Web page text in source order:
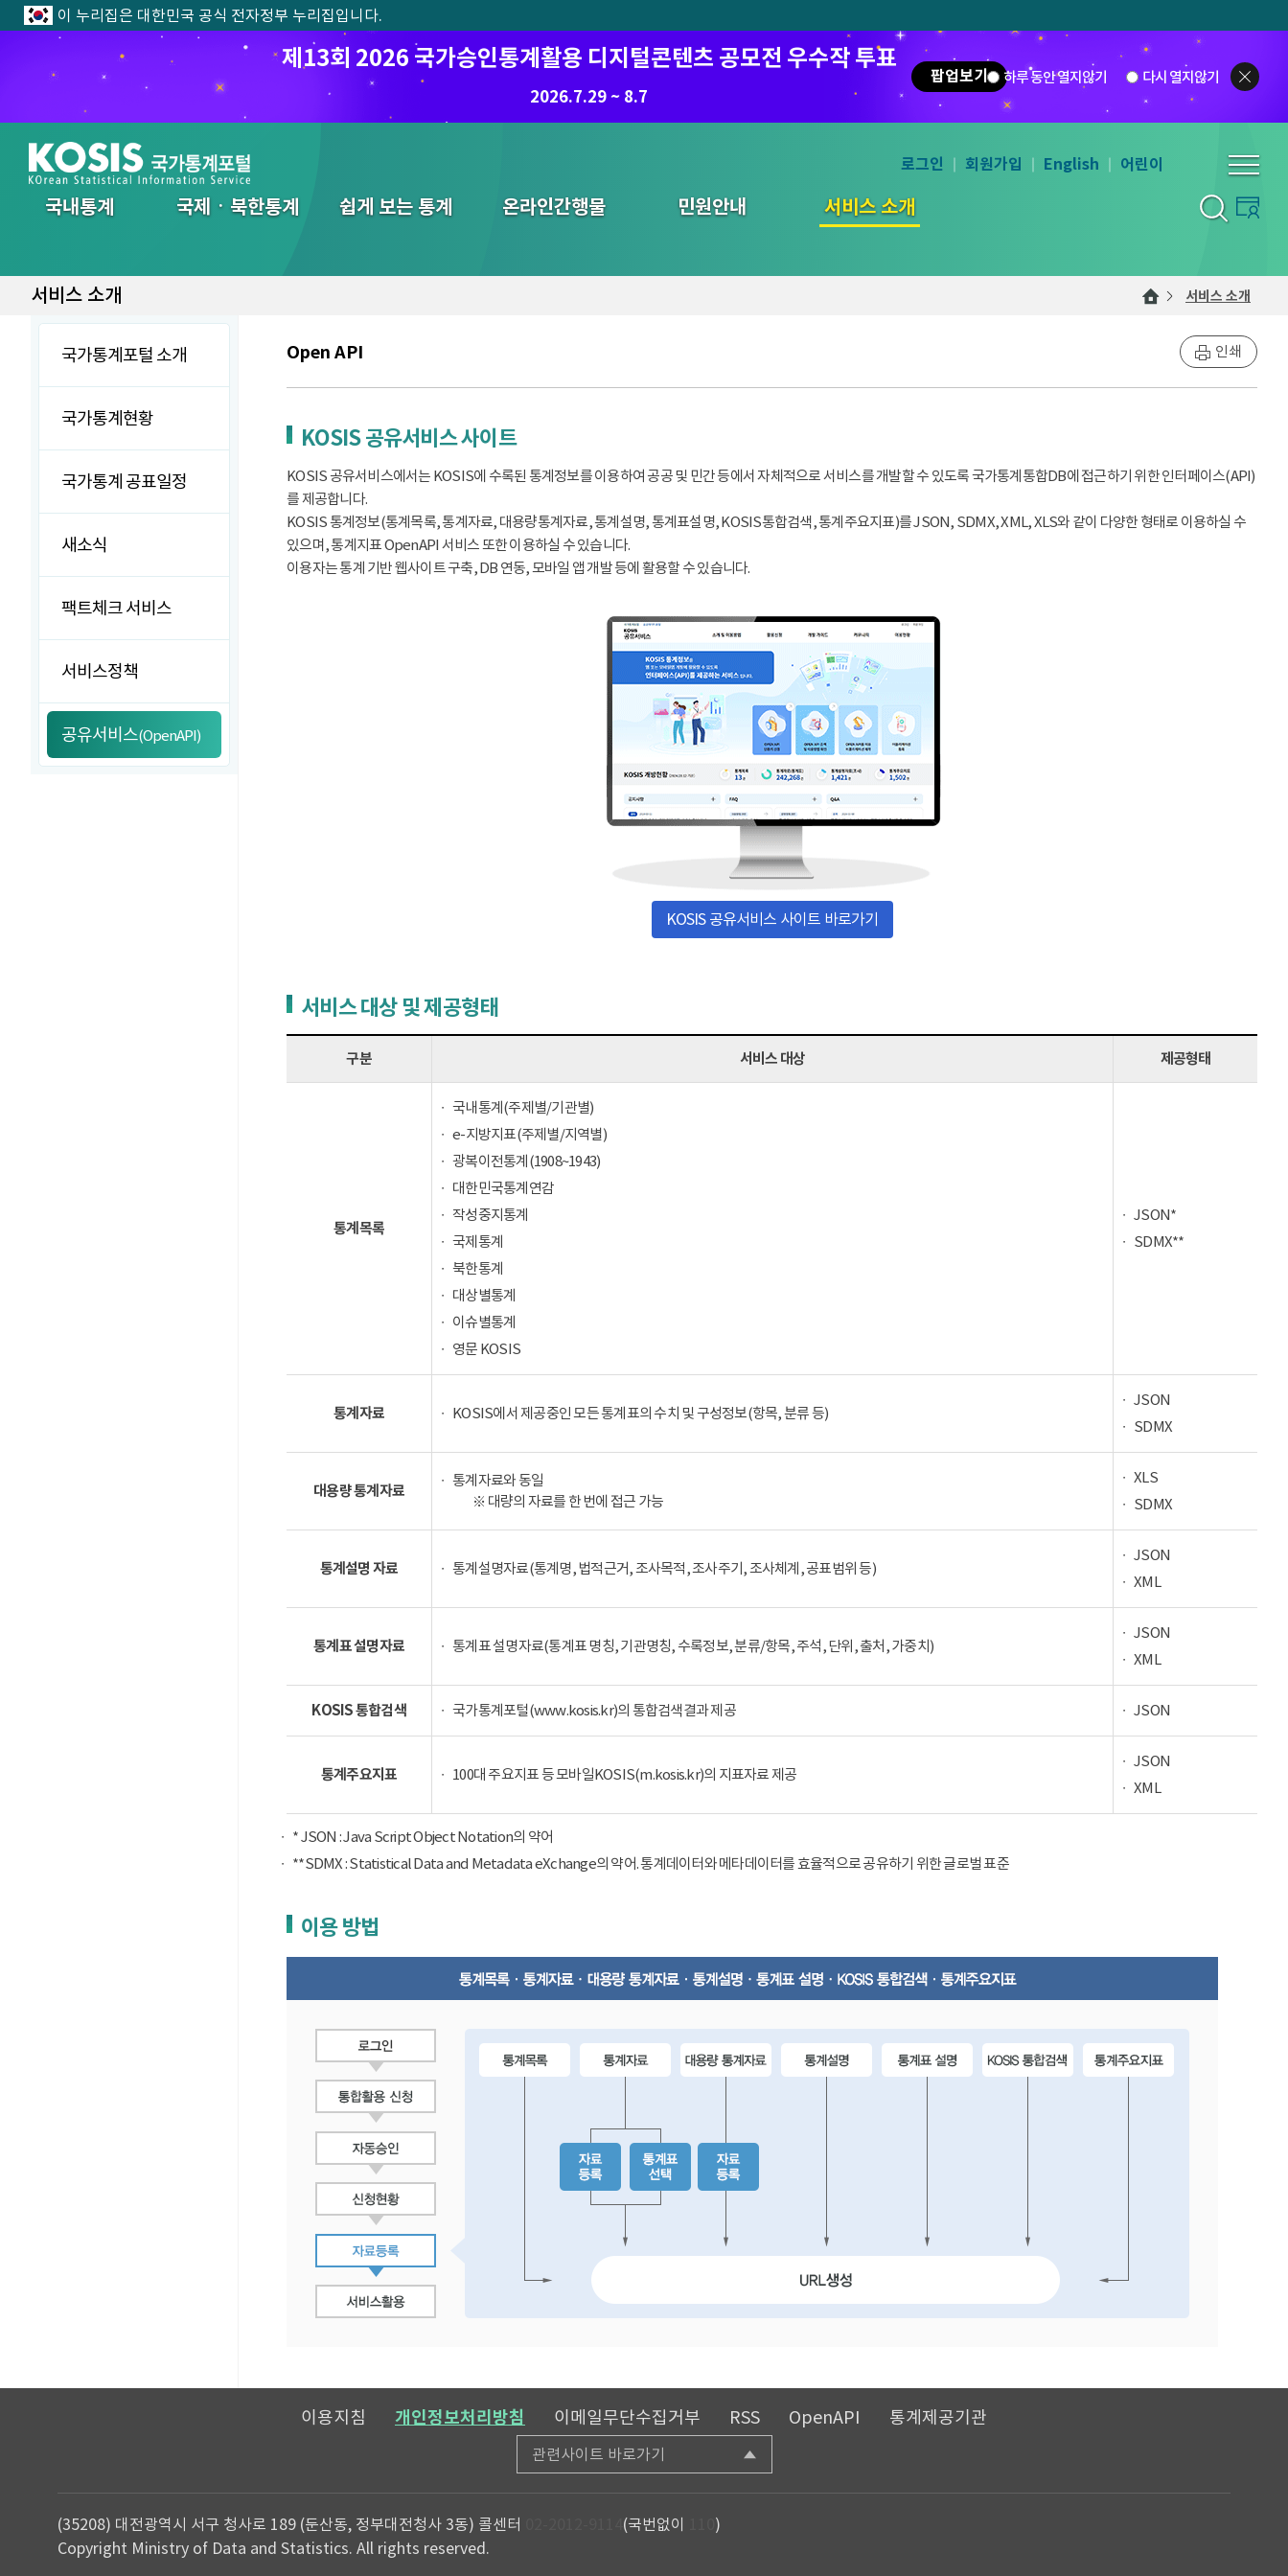
이 누리집은 대한민국 공식 전자정부 누리집입니다.
제13회 2026 국가승인통계활용 디지털콘텐츠 공모전 우수작 투표
2026.7.29 ~ 8.7
팝업보기 하루 동안 열지않기 다시 열지않기
국내통계 국제ㆍ북한통계 쉽게 보는 통계 온라인간행물 민원안내 서비스 소개
통합검색
로그인 회원가입 English 어린이
서비스 소개 서비스 소개
국가통계포털 소개
국가통계현황
국가통계 공표일정
새소식
팩트체크 서비스
서비스정책
공유서비스(OpenAPI)
Open API 인쇄
KOSIS 공유서비스 사이트
KOSIS 공유서비스에서는 KOSIS에 수록된 통계정보를 이용하여 공공 및 민간 등에서 자체적으로 서비스를 개발할 수 있도록 국가통계통합DB에 접근하기 위한 인터페이스(API)
를 제공합니다.
KOSIS 통계정보(통계목록, 통계자료, 대용량통계자료, 통계설명, 통계표설명, KOSIS통합검색, 통계주요지표)를 JSON, SDMX, XML, XLS와 같이 다양한 형태로 이용하실 수
있으며, 통계지표 OpenAPI 서비스 또한 이용하실 수 있습니다.
이용자는 통계 기반 웹사이트 구축, DB 연동, 모바일 앱 개발 등에 활용할 수 있습니다.
KOSIS 공유서비스 사이트 바로가기
서비스 대상 및 제공형태
구분 서비스 대상 제공형태
통계목록
국내통계(주제별/기관별)
e-지방지표(주제별/지역별)
광복이전통계(1908~1943)
대한민국통계연감
작성중지통계
국제통계
북한통계
대상별통계
이슈별통계
영문 KOSIS
JSON*
SDMX**
통계자료 KOSIS에서 제공중인 모든 통계표의 수치 및 구성정보(항목, 분류 등)
JSON
SDMX
대용량 통계자료
통계자료와 동일
※ 대량의 자료를 한 번에 접근 가능
XLS
SDMX
통계설명 자료 통계설명자료(통계명, 법적근거, 조사목적, 조사주기, 조사체계, 공표범위 등)
JSON
XML
통계표 설명자료 통계표 설명자료(통계표 명칭, 기관명칭, 수록정보, 분류/항목, 주석, 단위, 출처, 가중치)
JSON
XML
KOSIS 통합검색 국가통계포털(www.kosis.kr)의 통합검색결과 제공 JSON
통계주요지표 100대 주요지표 등 모바일KOSIS(m.kosis.kr)의 지표자료 제공
JSON
XML
* JSON : Java Script Object Notation의 약어
**SDMX : Statistical Data and Metadata eXchange의 약어. 통계데이터와 메타데이터를 효율적으로 공유하기 위한 글로벌 표준
이용 방법
이용지침 개인정보처리방침 이메일무단수집거부 RSS OpenAPI 통계제공기관
관련사이트 바로가기
(35208) 대전광역시 서구 청사로 189 (둔산동, 정부대전청사 3동) 콜센터 (국번없이
)
Copyright Ministry of Data and Statistics. All rights reserved.